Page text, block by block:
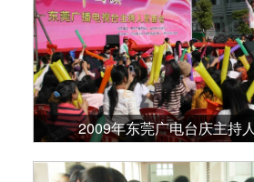
2009年东莞广电台庆主持